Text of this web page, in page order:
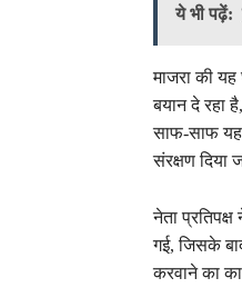
ये भी पढ़ें:
माजरा की यह
बयान दे रहा
साफ-साफ यह
संरक्षण दिया
नेता
गई, जिसके
करवाने का